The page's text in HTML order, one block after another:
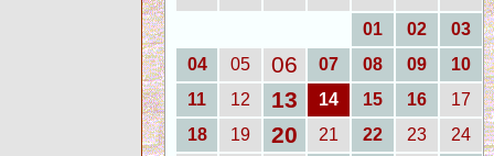
01
02
03
04
05 06 07 08 09
10
11
12 13 14 15 16
17
18
19 20 21 22 23
24